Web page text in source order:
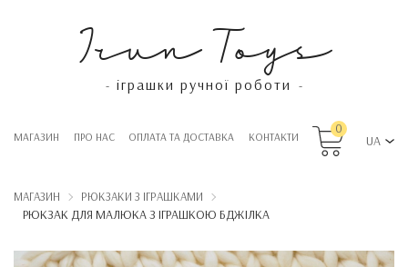
Irun Toys
- іграшки ручної роботи -
МАГАЗИН ПРО НАС OПЛАТА ТА ДОСТАВКА КОНТАКТИ
0
UA
МАГАЗИН РЮКЗАКИ З ІГРАШКАМИ
РЮКЗАК ДЛЯ МАЛЮКА З ІГРАШКОЮ БДЖІЛКА